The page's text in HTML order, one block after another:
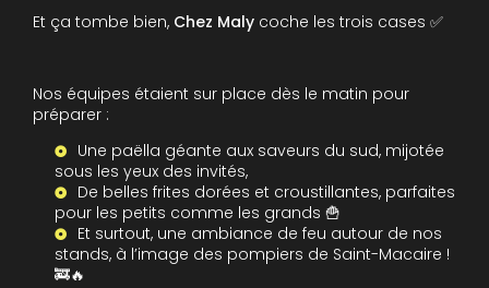
Et ça tombe bien, Chez Maly coche les trois cases ✅
Nos équipes étaient sur place dès le matin pour
préparer :
Une paëlla géante aux saveurs du sud, mijotée
sous les yeux des invités,
De belles frites dorées et croustillantes, parfaites
pour les petits comme les grands 🍟
Et surtout, une ambiance de feu autour de nos
stands, à l’image des pompiers de Saint-Macaire !
🚒🔥